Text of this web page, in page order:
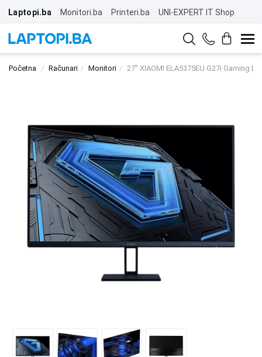
Laptopi.ba Monitori.ba Printeri.ba UNI-EXPERT IT Shop
Početna Računari Monitori 27" XIAOMI ELA5375EU G27i Gaming